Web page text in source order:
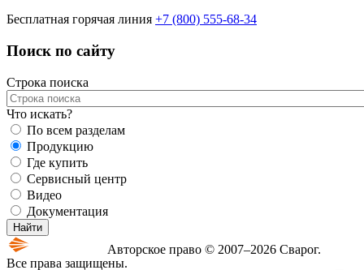
Бесплатная горячая линия +7 (800) 555-68-34
Поиск по сайту
Строка поиска
Что искать?
По всем разделам
Продукцию
Где купить
Сервисный центр
Видео
Документация
Авторское право © 2007–2026 Сварог.
Все права защищены.